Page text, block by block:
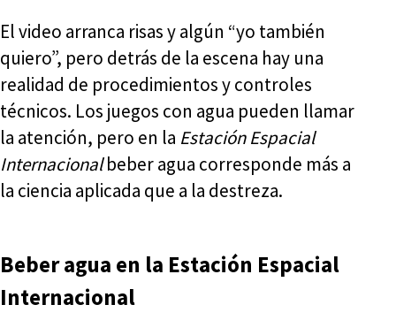
El video arranca risas y algún “yo también
quiero”, pero detrás de la escena hay una
realidad de procedimientos y controles
técnicos. Los juegos con agua pueden llamar
la atención, pero en la Estación Espacial
Internacionalbeber agua corresponde más a
la ciencia aplicada que a la destreza.
Beber agua en la Estación Espacial
Internacional